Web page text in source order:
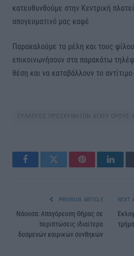
κατευθυνθούμε στην Κεντρική
απογευματινό μας καφέ
Παρακαλούμε τα μέλη και τους
επικοινωνήσουν στα παρακάτω
θέση και να καταβάλλουν το αντίτιμο
ΣΥΛΛΟΓΟΣ ΠΡΟΣΚΥΝΗΤΩΝ ΑΓΙΟΥ ΟΡΟΥΣ
FacebookTwitter Pinterest
PREVIOUS ARTICLE
Νάουσα: Απαγόρευση Θήρας σε
περιπτώσεις ιδιαίτερα
δυσμενών καιρικών συνθηκών
NEXT